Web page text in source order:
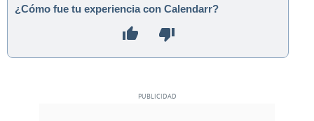
¿Cómo fue tu experiencia con Calendarr?